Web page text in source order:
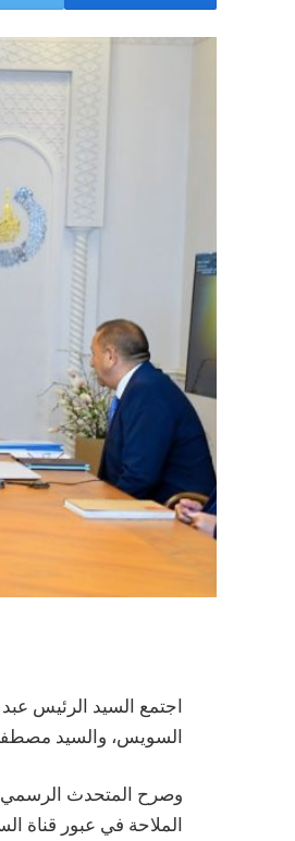
اجتمع السيد الرئيس
السويس، والسيد
وصرح المتحدث الرسمي